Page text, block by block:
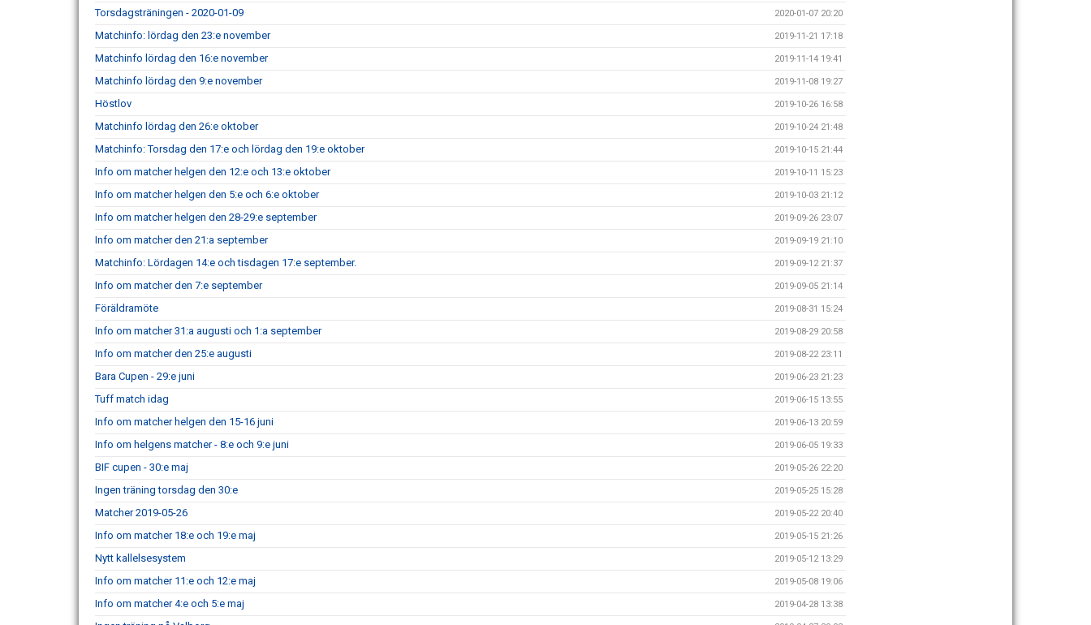
Torsdagsträningen - 2020-01-09 2020-01-07 20:20
Matchinfo: lördag den 23:e november 2019-11-21 17:18
Matchinfo lördag den 16:e november 2019-11-14 19:41
Matchinfo lördag den 9:e november 2019-11-08 19:27
Höstlov 2019-10-26 16:58
Matchinfo lördag den 26:e oktober 2019-10-24 21:48
Matchinfo: Torsdag den 17:e och lördag den 19:e oktober 2019-10-15 21:44
Info om matcher helgen den 12:e och 13:e oktober 2019-10-11 15:23
Info om matcher helgen den 5:e och 6:e oktober 2019-10-03 21:12
Info om matcher helgen den 28-29:e september 2019-09-26 23:07
Info om matcher den 21:a september 2019-09-19 21:10
Matchinfo: Lördagen 14:e och tisdagen 17:e september. 2019-09-12 21:37
Info om matcher den 7:e september 2019-09-05 21:14
Föräldramöte 2019-08-31 15:24
Info om matcher 31:a augusti och 1:a september 2019-08-29 20:58
Info om matcher den 25:e augusti 2019-08-22 23:11
Bara Cupen - 29:e juni 2019-06-23 21:23
Tuff match idag 2019-06-15 13:55
Info om matcher helgen den 15-16 juni 2019-06-13 20:59
Info om helgens matcher - 8:e och 9:e juni 2019-06-05 19:33
BIF cupen - 30:e maj 2019-05-26 22:20
Ingen träning torsdag den 30:e 2019-05-25 15:28
Matcher 2019-05-26 2019-05-22 20:40
Info om matcher 18:e och 19:e maj 2019-05-15 21:26
Nytt kallelsesystem 2019-05-12 13:29
Info om matcher 11:e och 12:e maj 2019-05-08 19:06
Info om matcher 4:e och 5:e maj 2019-04-28 13:38